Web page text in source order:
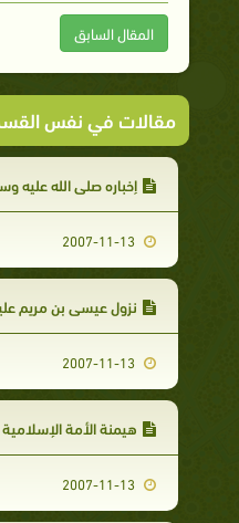
المقال السابق
مقالات في نفس
إخباره صلى الله عليه وسلم بفساد
2007-11-13
نزول عيسى بن مريم
2007-11-13
هيمنة الأمة
2007-11-13